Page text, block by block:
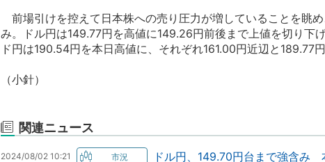
前場引けを控えて日本株への売り圧力が増していることを眺
み。ドル円は149.77円を高値に149.26円前後まで上値を切り下
ド円は190.54円を本日高値に、それぞれ161.00円近辺と189.77
（小針）
関連ニュース
2024/08/02 10:21 ドル円、149.70円台まで強含み